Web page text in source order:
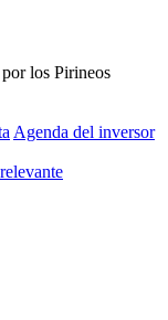
Agenda del inversor